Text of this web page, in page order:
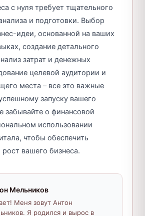
с нуля требует тщательного
и подготовки. Выбор
идеи, основанной на ваших
создание детального
затрат и денежных
целевой аудитории и
места – все это важные
запуску вашего
забывайте о финансовой
использовании
чтобы обеспечить
вашего бизнеса.
Мельников
Меня зовут Антон
Я родился и вырос в